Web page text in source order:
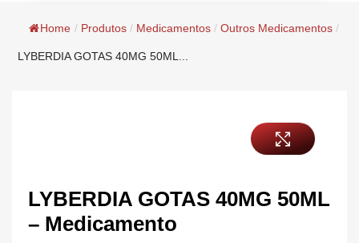
Home / Produtos / Medicamentos / Outros Medicamentos /
LYBERDIA GOTAS 40MG 50ML...
LYBERDIA GOTAS 40MG 50ML
– Medicamento